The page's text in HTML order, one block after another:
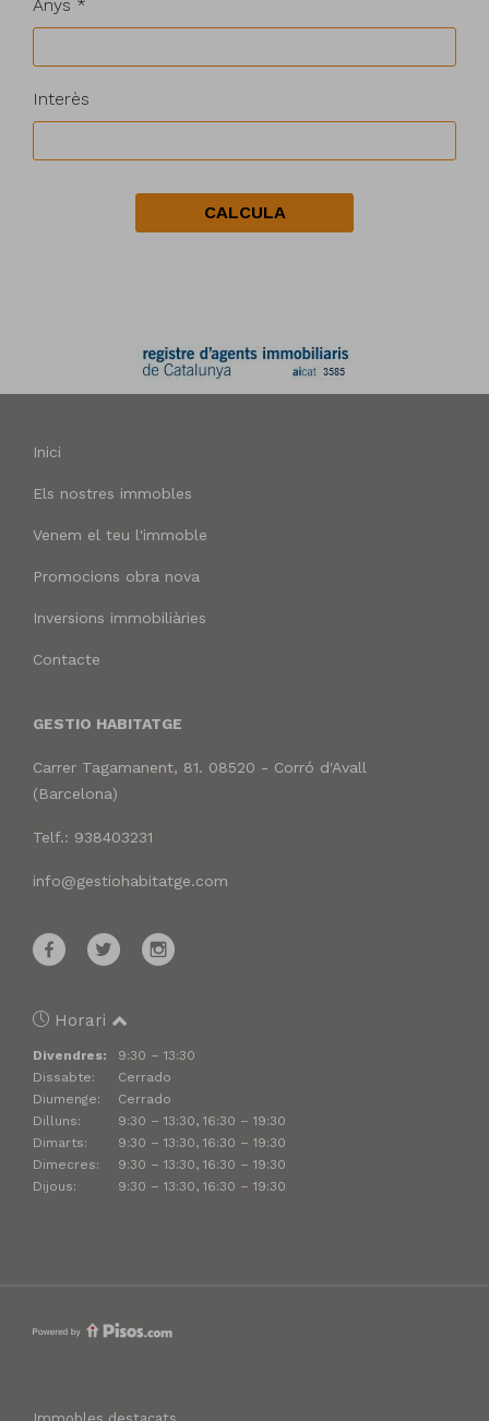
Anys *
Interès
CALCULA
Inici
Els nostres immobles
Venem el teu l'immoble
Promocions obra nova
Inversions immobiliàries
Contacte
GESTIO HABITATGE
Carrer Tagamanent, 81. 08520 - Corró d'Avall
(Barcelona)
Telf.: 938403231
info@gestiohabitatge.com
Horari
Divendres:
9:30 – 13:30
Dissabte:
Cerrado
Diumenge:
Cerrado
Dilluns:
9:30 – 13:30, 16:30 – 19:30
Dimarts:
9:30 – 13:30, 16:30 – 19:30
Dimecres:
9:30 – 13:30, 16:30 – 19:30
Dijous:
9:30 – 13:30, 16:30 – 19:30